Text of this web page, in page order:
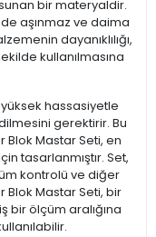
bir materyaldir.
aşınmaz ve daima
dayanıklılığı,
kullanılmasına
hassasiyetle
gerektirir. Bu
Mastar Seti, en
tasarlanmıştır. Set,
kontrolü ve diğer
Blok Mastar Seti, bir
bir ölçüm aralığına